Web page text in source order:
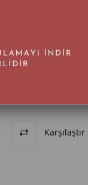
Karşılaştır